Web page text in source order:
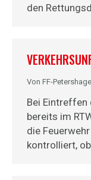
den
Von FF-
Bei Eintreffen
bereits im
die
kontrolliert,